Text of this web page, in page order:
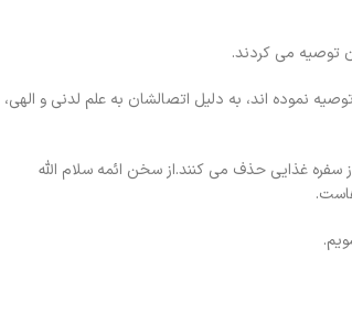
توصیه می کردند.
نموده اند، به دلیل اتصالشان به علم لدنی و الهی،
سفره غذایی حذف می کنند.از سخن ائمه سلام الله